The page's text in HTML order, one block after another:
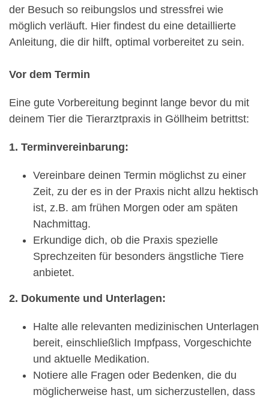
der Besuch so reibungslos und stressfrei wie
möglich verläuft. Hier findest du eine detaillierte
Anleitung, die dir hilft, optimal vorbereitet zu sein.
Vor dem Termin
Eine gute Vorbereitung beginnt lange bevor du mit
deinem Tier die Tierarztpraxis in Göllheim betrittst:
1. Terminvereinbarung:
Vereinbare deinen Termin möglichst zu einer
Zeit, zu der es in der Praxis nicht allzu hektisch
ist, z.B. am frühen Morgen oder am späten
Nachmittag.
Erkundige dich, ob die Praxis spezielle
Sprechzeiten für besonders ängstliche Tiere
anbietet.
2. Dokumente und Unterlagen:
Halte alle relevanten medizinischen Unterlagen
bereit, einschließlich Impfpass, Vorgeschichte
und aktuelle Medikation.
Notiere alle Fragen oder Bedenken, die du
möglicherweise hast, um sicherzustellen, dass